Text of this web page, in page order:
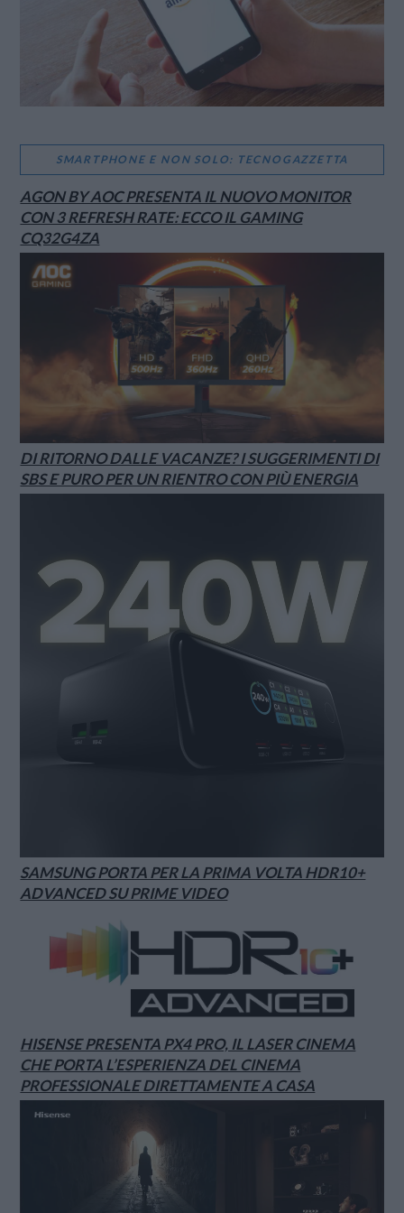
SMARTPHONE E NON SOLO: TECNOGAZZETTA
AGON BY AOC PRESENTA IL NUOVO MONITOR
CON 3 REFRESH RATE: ECCO IL GAMING
CQ32G4ZA
DI RITORNO DALLE VACANZE? I SUGGERIMENTI DI
SBS E PURO PER UN RIENTRO CON PIÙ ENERGIA
SAMSUNG PORTA PER LA PRIMA VOLTA HDR10+
ADVANCED SU PRIME VIDEO
HISENSE PRESENTA PX4 PRO, IL LASER CINEMA
CHE PORTA L’ESPERIENZA DEL CINEMA
PROFESSIONALE DIRETTAMENTE A CASA